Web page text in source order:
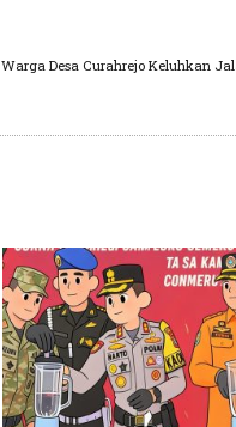
Warga Desa Curahrejo Keluhkan